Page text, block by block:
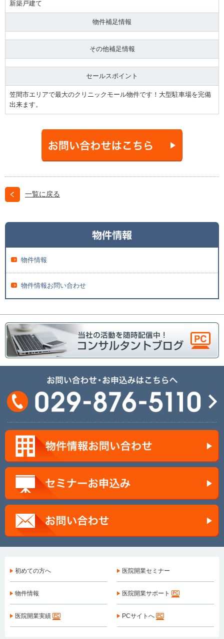
新築戸建て
物件補足情報
その他補足情報
セールスポイント
笠間市エリアで最大のクリニックモール物件です！大型駐車場を完備
出来ます。
一覧に戻る
物件情報
物件情報お問い合わせ
初めての方へ 医院開業セミナー
物件情報 医院開業サポート
医院開業実績 PCサイトへ